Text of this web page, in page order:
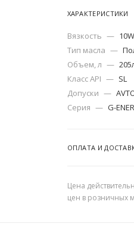
ХАРАКТЕРИСТИКИ
Вязкость —
Тип масла —
Объем, л —
Класс API — SL
Допуски —
Серия — G-
ОПЛАТА И
Цена
цен в розничных